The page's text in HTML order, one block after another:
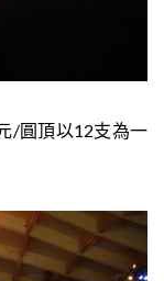
/圓頂以12支為一